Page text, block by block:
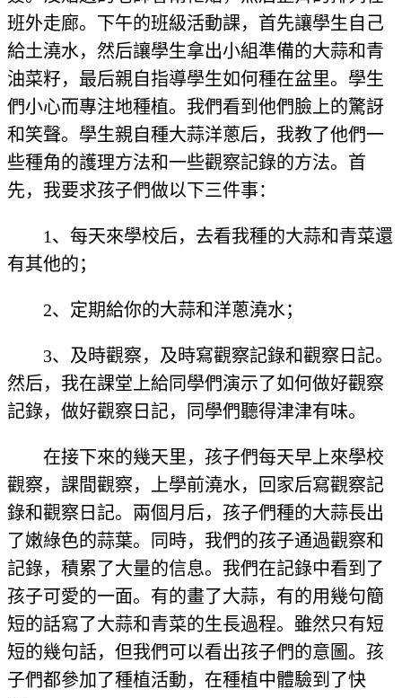
班外走廊。下午的班級活動課，首先讓學生自己
給土澆水，然后讓學生拿出小組準備的大蒜和青
油菜籽，最后親自指導學生如何種在盆里。學生
們小心而專注地種植。我們看到他們臉上的驚訝
和笑聲。學生親自種大蒜洋蔥后，我教了他們一
些種角的護理方法和一些觀察記錄的方法。首
先，我要求孩子們做以下三件事：
1、每天來學校后，去看我種的大蒜和青菜還
有其他的；
2、定期給你的大蒜和洋蔥澆水；
3、及時觀察，及時寫觀察記錄和觀察日記。
然后，我在課堂上給同學們演示了如何做好觀察
記錄，做好觀察日記，同學們聽得津津有味。
在接下來的幾天里，孩子們每天早上來學校
觀察，課間觀察，上學前澆水，回家后寫觀察記
錄和觀察日記。兩個月后，孩子們種的大蒜長出
了嫩綠色的蒜葉。同時，我們的孩子通過觀察和
記錄，積累了大量的信息。我們在記錄中看到了
孩子可愛的一面。有的畫了大蒜，有的用幾句簡
短的話寫了大蒜和青菜的生長過程。雖然只有短
短的幾句話，但我們可以看出孩子們的意圖。孩
子們都參加了種植活動，在種植中體驗到了快